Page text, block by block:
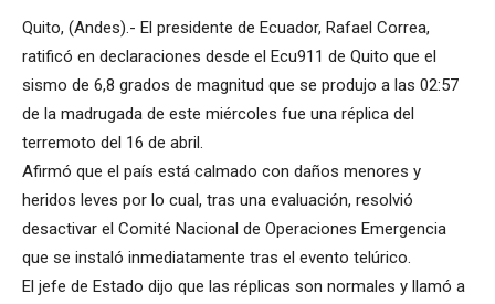
Quito, (Andes).- El presidente de Ecuador, Rafael Correa,
ratificó en declaraciones desde el Ecu911 de Quito que el
sismo de 6,8 grados de magnitud que se produjo a las 02:57
de la madrugada de este miércoles fue una réplica del
terremoto del 16 de abril.
Afirmó que el país está calmado con daños menores y
heridos leves por lo cual, tras una evaluación, resolvió
desactivar el Comité Nacional de Operaciones Emergencia
que se instaló inmediatamente tras el evento telúrico.
El jefe de Estado dijo que las réplicas son normales y llamó a